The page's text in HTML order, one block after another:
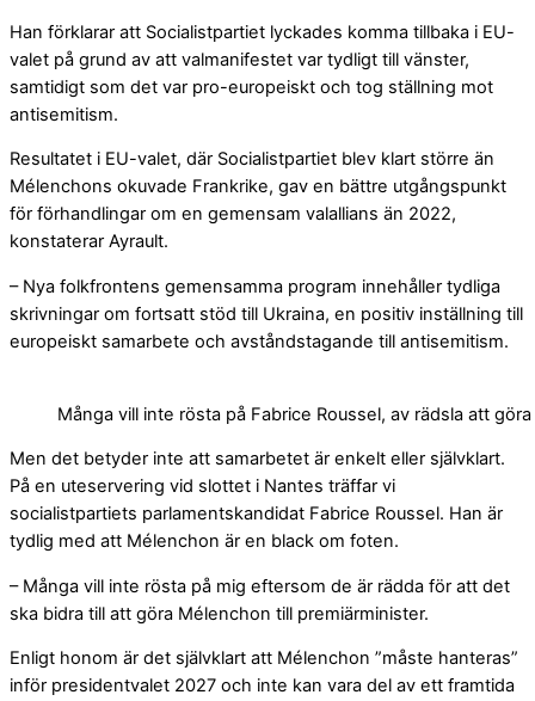
Han förklarar att Socialistpartiet lyckades komma tillbaka i EU-
valet på grund av att valmanifestet var tydligt till vänster,
samtidigt som det var pro-europeiskt och tog ställning mot
antisemitism.
Resultatet i EU-valet, där Socialistpartiet blev klart större än
Mélenchons okuvade Frankrike, gav en bättre utgångspunkt
för förhandlingar om en gemensam valallians än 2022,
konstaterar Ayrault.
– Nya folkfrontens gemensamma program innehåller tydliga
skrivningar om fortsatt stöd till Ukraina, en positiv inställning till
europeiskt samarbete och avståndstagande till antisemitism.
Många vill inte rösta på Fabrice Roussel, av rädsla att
Men det betyder inte att samarbetet är enkelt eller självklart.
På en uteservering vid slottet i Nantes träffar vi
socialistpartiets parlamentskandidat Fabrice Roussel. Han är
tydlig med att Mélenchon är en black om foten.
– Många vill inte rösta på mig eftersom de är rädda för att det
ska bidra till att göra Mélenchon till premiärminister.
Enligt honom är det självklart att Mélenchon ”måste hanteras”
inför presidentvalet 2027 och inte kan vara del av ett framtida